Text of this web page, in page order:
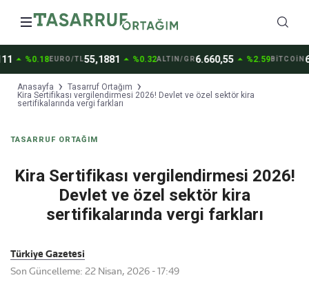
arrow_drop_up %0.18 EURO/TL55,1881arrow_drop_up %0.32 ALTIN/GR6.660,55arrow_drop_up %2.59 BİTCOİN
Anasayfa
Tasarruf Ortağım
Kira Sertifikası vergilendirmesi 2026! Devlet ve özel sektör kira
sertifikalarında vergi farkları
TASARRUF ORTAĞIM
Kira Sertifikası vergilendirmesi 2026!
Devlet ve özel sektör kira
sertifikalarında vergi farkları
Türkiye Gazetesi
Son Güncelleme: 22 Nisan, 2026 - 17:49